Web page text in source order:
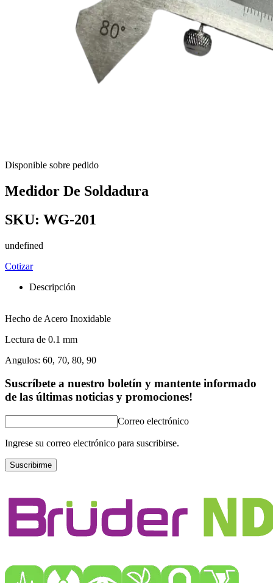
Disponible sobre pedido
Medidor De Soldadura
SKU: WG-201
undefined
Cotizar
Descripción
Hecho de Acero Inoxidable
Lectura de 0.1 mm
Angulos: 60, 70, 80, 90
Suscríbete a nuestro boletín y mantente informado
de las últimas noticias y promociones!
Correo electrónico
Ingrese su correo electrónico para suscribirse.
Suscribirme